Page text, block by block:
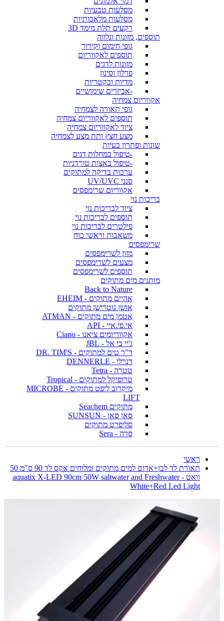
מסלעות טבעיות
מסלעות מלאכותיות
רקעים תלת מימד 3D
תוספים, מזונות ונלווה
גופי חימום וקירור
תוספים לאקווריום
מזונות לדגים
פרלון וסינון
מדיות ובקטריות
-אביזרים שימושיים
אקווריום צמחיה
גופי תאורה לצמחיה
תוספים לאקווריום צמחיה
ציוד לאקווריום צמחיה
מצע חצץ ותת מצע לצמחיה
שונות ופתרון בעיות
-טיפול במחלות דגים
-טיפול באצות טורדניות
ערכות בדיקה למתוקים
סנני UV/UVC
אקווריום שרימפסים
בריכות נוי
ציוד לבריכות נוי
תוספים לבריכות נוי
פילטרים לבריכות נוי
משאבות וראשי כוח
שרימפסים
מזון לשרימפסים
מצעים לשרימפסים
תוספים לשרימפסים
מותגים מים מתוקים
Back to Nature
אהיים מתוקים - EHEIM
אושן נוטרישן מתוקים
אטמן מים מתוקים - ATMAN
אי.פי.איי - API
אקווריומים ציאנו - Ciano
ג'יי בי אל - JBL
ד"ר טים למתוקים - DR. TIM'S
דנרלי - DENNERLE
טטרה - Tetra
טרופיקל למתוקים - Tropical
מיקרוב ליפט מתוקים - MICROBE
LIFT
מתוקים Seachem
סאן סאן - SUNSUN
סליפרט מתוקים
סרה - Sera
ראשי
תאורת לד לבן+אדום למים מתוקים ומלוחים אקס לד 90 ס"מ 50
וואט - aquatix X-LED 90cm 50W saltwater and Freshwater
White+Red Led Light